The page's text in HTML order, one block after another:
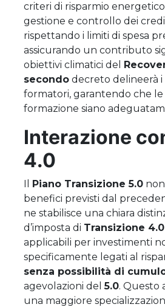
criteri di risparmio
gestione e controllo dei
rispettando i limiti di spesa
assicurando un contributo
obiettivi climatici del
secondo decreto delineerà i
formatori, garantendo che le
formazione siano
Interazione
4.0
Il Piano Transizione 5.0
benefici previsti dal
ne stabilisce una chiara
d’imposta di Transizione 4.0
applicabili per investimenti
specificamente legati al
senza possibilità di
agevolazioni del5.0. Questo
una maggiore